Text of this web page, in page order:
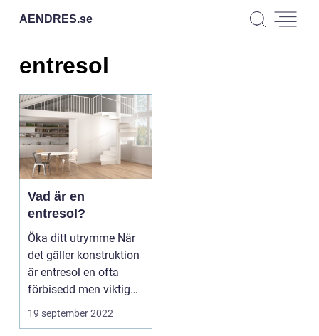
AENDRES.se
entresol
Vad är en
entresol?
Öka ditt utrymme När
det gäller konstruktion
är entresol en ofta
förbisedd men viktig
del. En entre...
19 september 2022